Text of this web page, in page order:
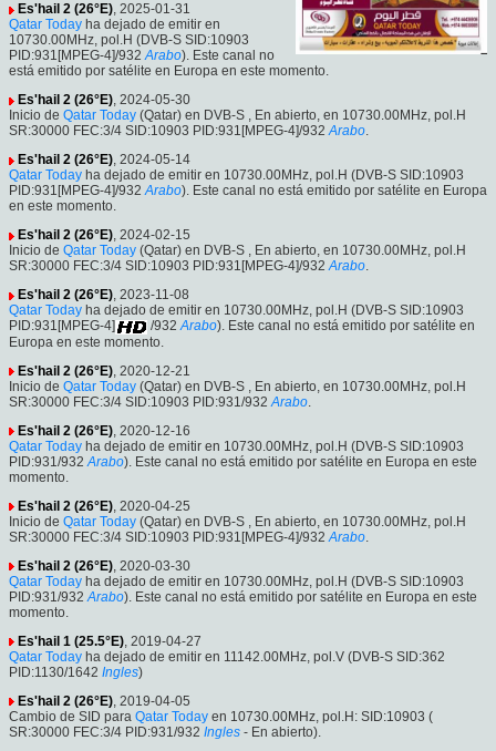
Es'hail 2 (26°E), 2025-01-31
Qatar Today ha dejado de emitir en
10730.00MHz, pol.H (DVB-S SID:10903
PID:931[MPEG-4]/932 Arabo). Este canal no
está emitido por satélite en Europa en este momento.
Es'hail 2 (26°E), 2024-05-30
Inicio de Qatar Today (Qatar) en DVB-S , En abierto, en 10730.00MHz, pol.H
SR:30000 FEC:3/4 SID:10903 PID:931[MPEG-4]/932 Arabo.
Es'hail 2 (26°E), 2024-05-14
Qatar Today ha dejado de emitir en 10730.00MHz, pol.H (DVB-S SID:10903
PID:931[MPEG-4]/932 Arabo). Este canal no está emitido por satélite en Europa
en este momento.
Es'hail 2 (26°E), 2024-02-15
Inicio de Qatar Today (Qatar) en DVB-S , En abierto, en 10730.00MHz, pol.H
SR:30000 FEC:3/4 SID:10903 PID:931[MPEG-4]/932 Arabo.
Es'hail 2 (26°E), 2023-11-08
Qatar Today ha dejado de emitir en 10730.00MHz, pol.H (DVB-S SID:10903
PID:931[MPEG-4]
/932 Arabo). Este canal no está emitido por satélite en
Europa en este momento.
Es'hail 2 (26°E) , 2020-12-21
Inicio de Qatar Today (Qatar) en DVB-S , En abierto, en 10730.00MHz, pol.H
SR:30000 FEC:3/4 SID:10903 PID:931/932 Arabo
Es'hail 2 (26°E) , 2020-12-16
Qatar Today ha dejado de emitir en 10730.00MHz, pol.H (DVB-S SID:10903
PID:931/932 Arabo). Este canal no está emitido por satélite en Europa en este
momento.
Es'hail 2 (26°E) , 2020-04-25
Inicio de Qatar Today (Qatar) en DVB-S , En abierto, en 10730.00MHz, pol.H
SR:30000 FEC:3/4 SID:10903 PID:931[MPEG-4]/932 Arabo
Es'hail 2 (26°E) , 2020-03-30
Qatar Today ha dejado de emitir en 10730.00MHz, pol.H (DVB-S SID:10903
PID:931/932 Arabo). Este canal no está emitido por satélite en Europa en este
momento.
Es'hail 1 (25.5°E) , 2019-04-27
Qatar Today ha dejado de emitir en 11142.00MHz, pol.V (DVB-S SID:362
PID:1130/1642 Ingles)
Es'hail 2 (26°E) , 2019-04-05
Cambio de SID para Qatar Today en 10730.00MHz, pol.H: SID:10903 (
SR:30000 FEC:3/4 PID:931/932 Ingles - En abierto).